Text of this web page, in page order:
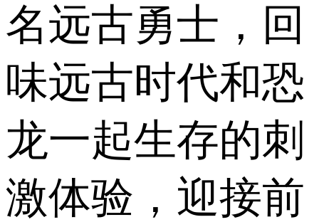
名远古勇士，回
味远古时代和恐
龙一起生存的刺
激体验，迎接前